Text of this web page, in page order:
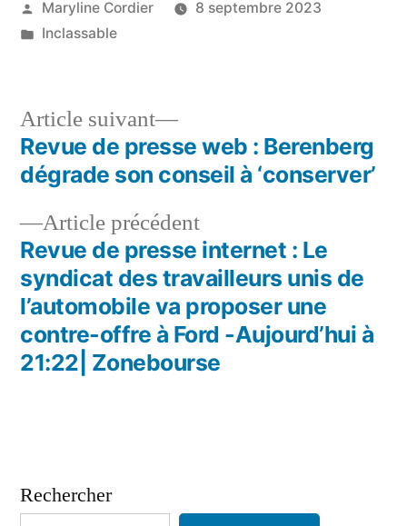
Publié
par
Maryline Cordier
8 septembre 2023
Publié
Inclassable
Navigation
l’article
Article précédentArticle
précédent :
Revue de presse internet : Le
syndicat des travailleurs unis de
l’automobile va proposer une
contre-offre à Ford -Aujourd’hui à
21:22| Zonebourse
Article suivant
Article
suivant :
Revue de presse web : Berenberg
dégrade son conseil à ‘conserver’
Rechercher